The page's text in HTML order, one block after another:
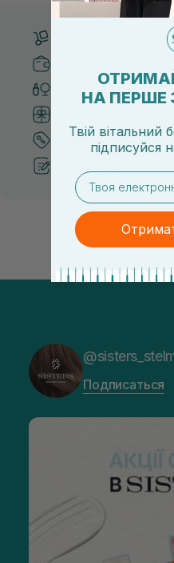
Бесплатная доставка
Только
Лучшие цены и топ
Подписаться
НА ПЕРШЕ
Твій
підписуйся
email